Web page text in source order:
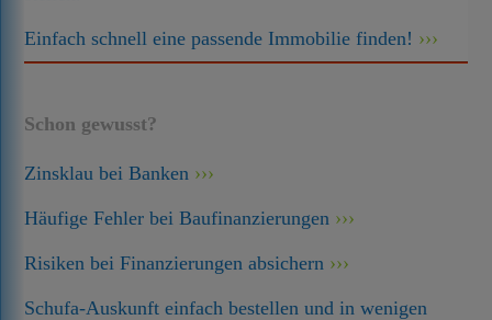
Einfach schnell eine passende Immobilie finden!
Schon gewusst?
Zinsklau bei Banken
Häufige Fehler bei Baufinanzierungen
Risiken bei Finanzierungen absichern
Schufa-Auskunft einfach bestellen und in wenigen